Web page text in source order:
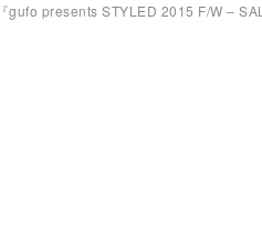
『gufo presents STYLED 2015 F/W –